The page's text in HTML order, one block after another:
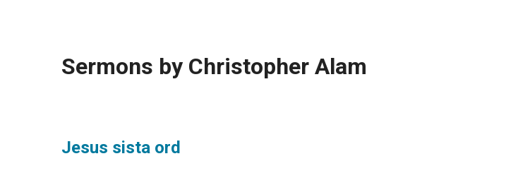
Sermons by Christopher Alam
Jesus sista ord